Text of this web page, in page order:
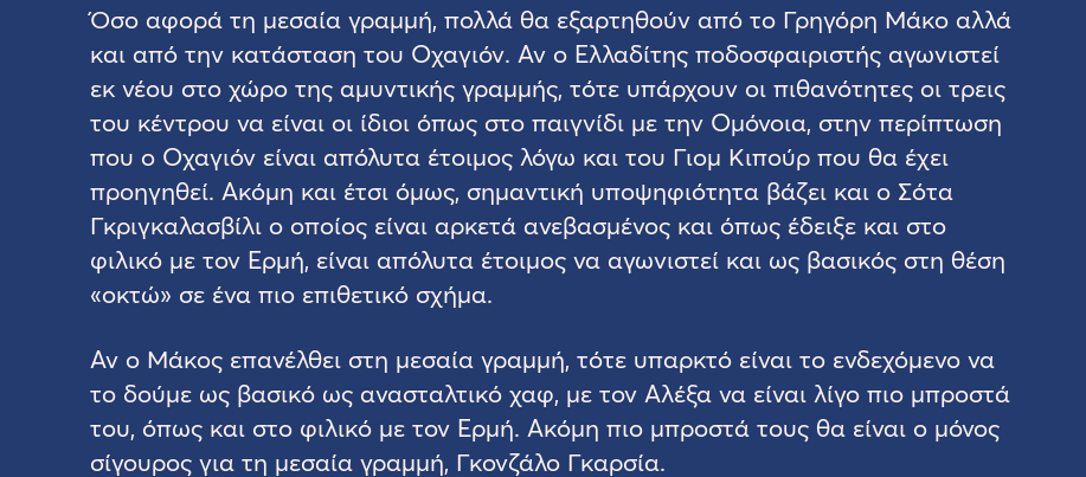
Όσο αφορά τη μεσαία γραμμή, πολλά θα εξαρτηθούν από το Γρηγόρη Μάκο αλλά
και από την κατάσταση του Οχαγιόν. Αν ο Ελλαδίτης ποδοσφαιριστής αγωνιστεί
εκ νέου στο χώρο της αμυντικής γραμμής, τότε υπάρχουν οι πιθανότητες οι τρεις
του κέντρου να είναι οι ίδιοι όπως στο παιγνίδι με την Ομόνοια, στην περίπτωση
που ο Οχαγιόν είναι απόλυτα έτοιμος λόγω και του Γιομ Κιπούρ που θα έχει
προηγηθεί. Ακόμη και έτσι όμως, σημαντική υποψηφιότητα βάζει και ο Σότα
Γκριγκαλασβίλι ο οποίος είναι αρκετά ανεβασμένος και όπως έδειξε και στο
φιλικό με τον Ερμή, είναι απόλυτα έτοιμος να αγωνιστεί και ως βασικός στη θέση
«οκτώ» σε ένα πιο επιθετικό σχήμα.
Αν ο Μάκος επανέλθει στη μεσαία γραμμή, τότε υπαρκτό είναι το ενδεχόμενο να
το δούμε ως βασικό ως ανασταλτικό χαφ, με τον Αλέξα να είναι λίγο πιο μπροστά
του, όπως και στο φιλικό με τον Ερμή. Ακόμη πιο μπροστά τους θα είναι ο μόνος
σίγουρος για τη μεσαία γραμμή, Γκονζάλο Γκαρσία.